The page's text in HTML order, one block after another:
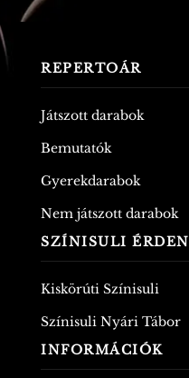
REPERTOÁR
Játszott darabok
Bemutatók
Gyerekdarabok
Nem játszott darabok
SZÍNISULI ÉRDEN
Kiskörúti Színisuli
Színisuli Nyári Tábor
INFORMÁCIÓK